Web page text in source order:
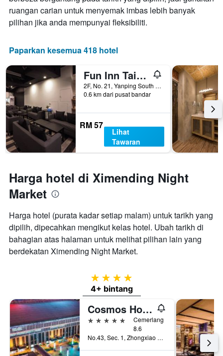
ruangan carian untuk menyemak imbas lebih banyak
pilihan jika anda mempunyai fleksibiliti.
Paparkan kesemua 418 hotel
Fun Inn Taipei
2F, No. 21, Yanping South Road, Taipei, Taiwan
0.6 km dari pusat bandar
RM 57
Lihat
Tawaran
Harga hotel di Ximending Night
Market
Harga hotel (purata kadar setiap malam) untuk tarikh yang
dipilih, dipecahkan mengikut kelas hotel. Ubah tarikh di
bahagian atas halaman untuk melihat pilihan lain yang
berdekatan Ximending Night Market.
4 bintang
4+ bintang
Cosmos Hotel Taipei
5 bintang
Cemerlang
8.6
No.43, Sec. 1, Zhongxiao W. Rd., Taipei, Taiwan